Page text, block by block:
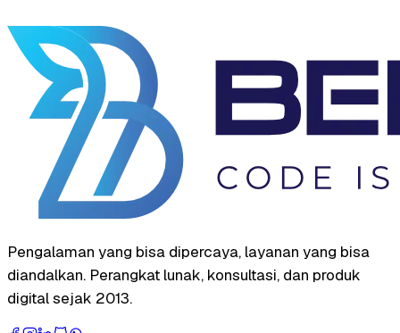
Pengalaman yang bisa dipercaya, layanan yang bisa
diandalkan. Perangkat lunak, konsultasi, dan produk
digital sejak 2013.